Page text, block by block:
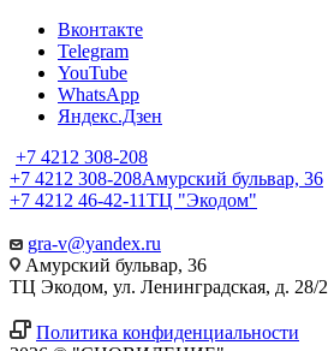
Вконтакте
Telegram
YouTube
WhatsApp
Яндекс.Дзен
+7 4212 308-208
+7 4212 308-208Амурский бульвар, 36
+7 4212 46-42-11ТЦ "Экодом"
gra-v@yandex.ru
Амурский бульвар, 36
ТЦ Экодом, ул. Ленинградская, д. 28/2
Политика конфиденциальности